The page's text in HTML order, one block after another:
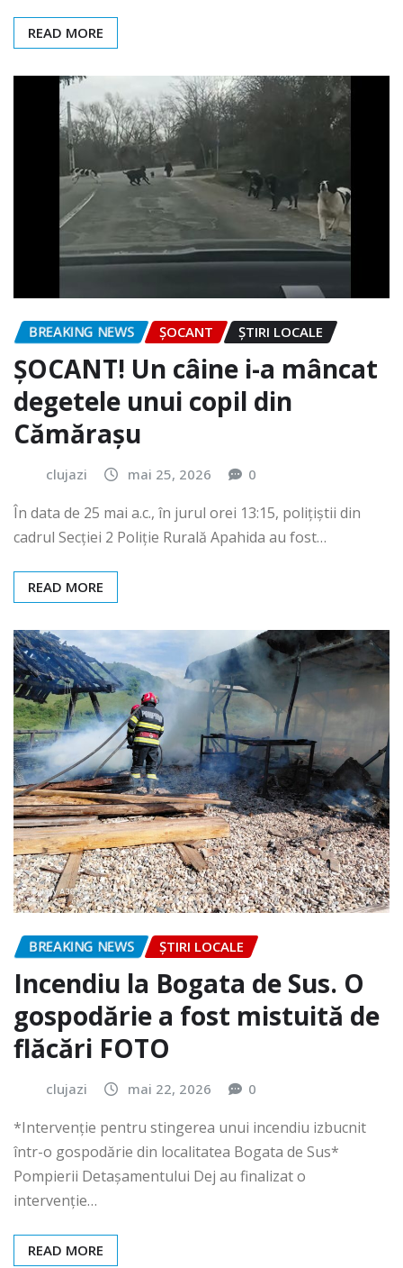
READ MORE
BREAKING NEWS ȘOCANT ȘTIRI LOCALE
ȘOCANT! Un câine i-a mâncat
degetele unui copil din
Cămărașu
clujazi mai 25, 2026 0
În data de 25 mai a.c., în jurul orei 13:15, polițiștii din
cadrul Secției 2 Poliție Rurală Apahida au fost…
READ MORE
BREAKING NEWS ȘTIRI LOCALE
Incendiu la Bogata de Sus. O
gospodărie a fost mistuită de
flăcări FOTO
clujazi mai 22, 2026 0
*Intervenție pentru stingerea unui incendiu izbucnit
într-o gospodărie din localitatea Bogata de Sus*
Pompierii Detașamentului Dej au finalizat o
intervenție…
READ MORE